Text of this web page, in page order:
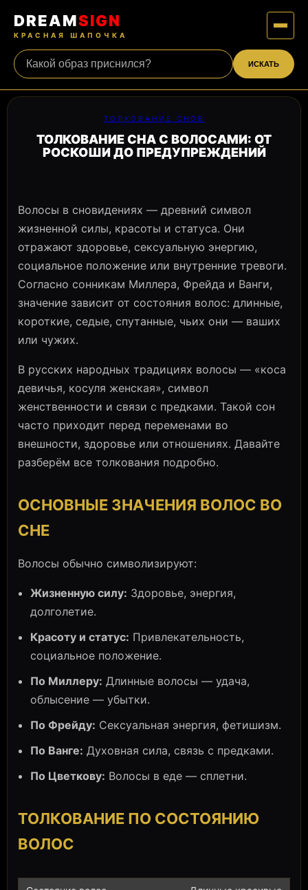
DREAMSIGN
КРАСНАЯ ШАПОЧКА
ИСКАТЬ
ТОЛКОВАНИЕ СНОВ
ТОЛКОВАНИЕ СНА С ВОЛОСАМИ: ОТ
РОСКОШИ ДО ПРЕДУПРЕЖДЕНИЙ
Волосы в сновидениях — древний символ
жизненной силы, красоты и статуса. Они
отражают здоровье, сексуальную энергию,
социальное положение или внутренние тревоги.
Согласно сонникам Миллера, Фрейда и Ванги,
значение зависит от состояния волос: длинные,
короткие, седые, спутанные, чьих они — ваших
или чужих.
В русских народных традициях волосы — «коса
девичья, косуля женская», символ
женственности и связи с предками. Такой сон
часто приходит перед переменами во
внешности, здоровье или отношениях. Давайте
разберём все толкования подробно.
ОСНОВНЫЕ ЗНАЧЕНИЯ ВОЛОС ВО
СНЕ
Волосы обычно символизируют:
Жизненную силу: Здоровье, энергия,
долголетие.
Красоту и статус: Привлекательность,
социальное положение.
По Миллеру: Длинные волосы — удача,
облысение — убытки.
По Фрейду: Сексуальная энергия, фетишизм.
По Ванге: Духовная сила, связь с предками.
По Цветкову: Волосы в еде — сплетни.
ТОЛКОВАНИЕ ПО СОСТОЯНИЮ
ВОЛОС